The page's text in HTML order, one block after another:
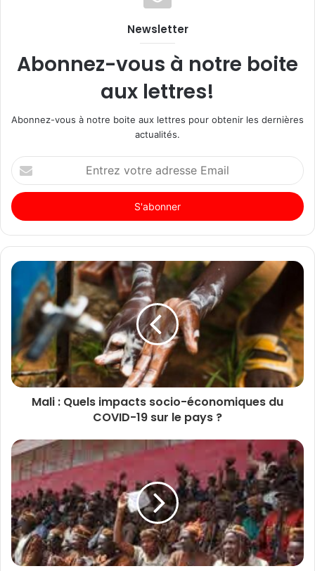
Newsletter
Abonnez-vous à notre boite
aux lettres!
Abonnez-vous à notre boite aux lettres pour obtenir les dernières
actualités.
Entrez
votre
adresse
Email
Mali : Quels impacts socio-économiques du
COVID-19 sur le pays ?